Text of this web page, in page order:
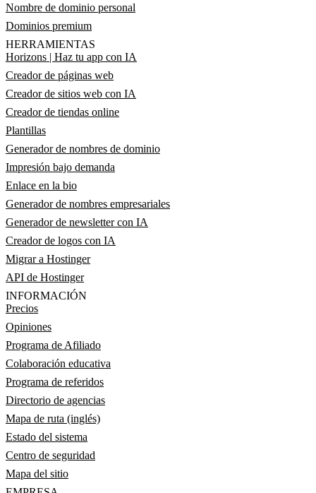
Nombre de dominio personal
Dominios premium
HERRAMIENTAS
Horizons | Haz tu app con IA
Creador de páginas web
Creador de sitios web con IA
Creador de tiendas online
Plantillas
Generador de nombres de dominio
Impresión bajo demanda
Enlace en la bio
Generador de nombres empresariales
Generador de newsletter con IA
Creador de logos con IA
Migrar a Hostinger
API de Hostinger
INFORMACIÓN
Precios
Opiniones
Programa de Afiliado
Colaboración educativa
Programa de referidos
Directorio de agencias
Mapa de ruta (inglés)
Estado del sistema
Centro de seguridad
Mapa del sitio